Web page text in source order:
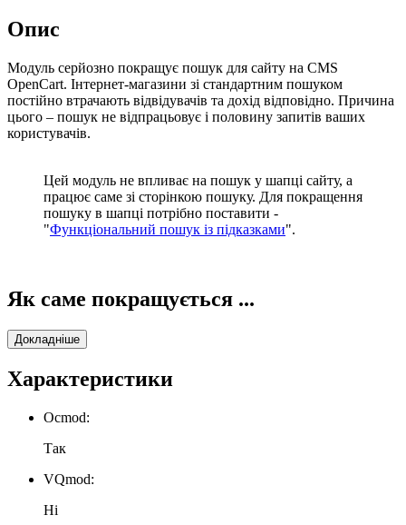
Опис
Модуль серйозно покращує пошук для сайту на CMS
OpenCart. Інтернет-магазини зі стандартним пошуком
постійно втрачають відвідувачів та дохід відповідно. Причина
цього – пошук не відпрацьовує і половину запитів ваших
користувачів.
Цей модуль не впливає на пошук у шапці сайту, а
працює саме зі сторінкою пошуку. Для покращення
пошуку в шапці потрібно поставити -
"Функціональний пошук із підказками".
Як саме покращується ...
Докладніше
Характеристики
Ocmod:
Так
VQmod:
Ні